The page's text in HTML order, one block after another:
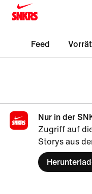
Feed
Nur in der
Zugriff auf
Storys aus